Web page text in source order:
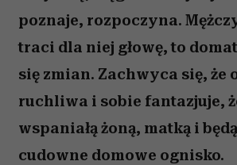
poznaje, rozpoczyna.
traci dla niej głowę, to
się zmian. Zachwyca się, że
ruchliwa i sobie fantazjuje,
wspaniałą żoną, matką i
cudowne domowe ognisko.